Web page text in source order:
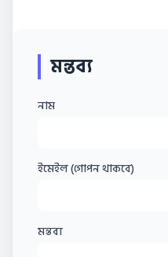
মন্তব্য
নাম
ইমেইল (গোপন থাকবে)
মন্তব্য